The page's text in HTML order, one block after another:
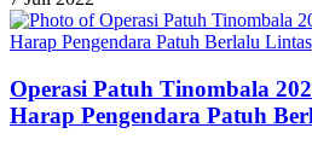
Operasi Patuh Tinombala
Harap Pengendara Patuh